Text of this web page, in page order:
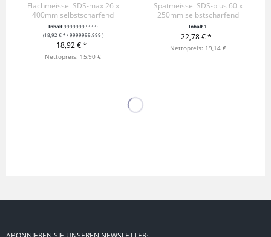
Flachmeissel SDS-max 26 x
400mm selbstschärfend
Inhalt9999999.9999
(18,92 € * / 9999999.999 )
18,92 € *
+ IN DEN WARENKORB
Nettopreis: 15,90 €
Spatmeissel SDS-plus 60 x
250mm selbstschärfend
Inhalt 1
22,78 € *
+ IN DEN WARENKORB
Nettopreis: 19,14 €